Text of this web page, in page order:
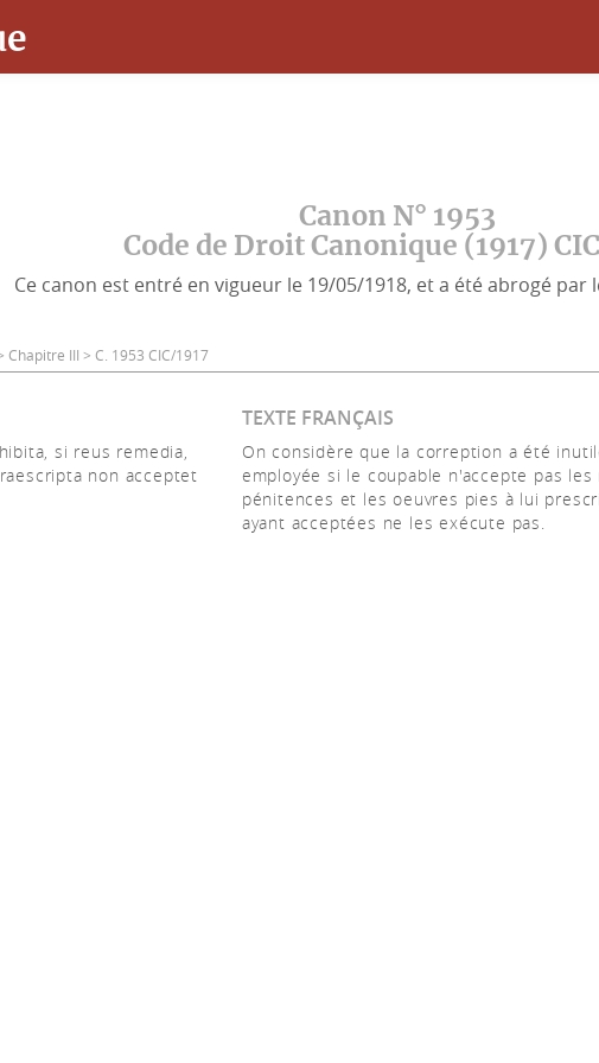
Canon N° 1953
Code de Droit Canonique (1917)
Ce canon est entré en vigueur le 19/05/1918, et a été abrogé par
Chapitre III > C. 1953 CIC/1917
si reus remedia,
non acceptet
TEXTE FRANÇAIS
On considère que la correption a été
employée si le coupable n'accepte pas les
pénitences et les oeuvres pies à lui
ayant acceptées ne les exécute pas.